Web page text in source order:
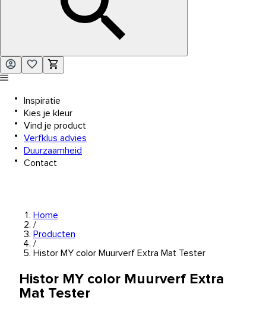
Inspiratie
Kies je kleur
Vind je product
Verfklus advies
Duurzaamheid
Contact
Home
/
Producten
/
Histor MY color Muurverf Extra Mat Tester
Histor MY color Muurverf Extra
Mat Tester